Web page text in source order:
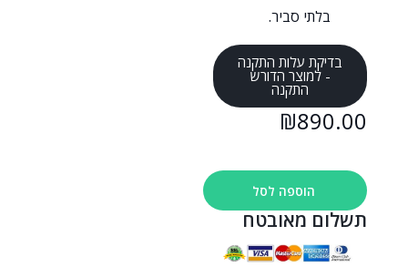
בלתי סביר.
בדיקת עלות התקנה
- למוצר הדורש
התקנה
₪890.00
הוספה לסל
תשלום מאובטח